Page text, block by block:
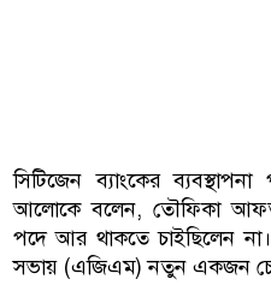
সিটিজেন ব্যাংকের
আলোকে বলেন, তৌফিকা
পদে আর থাকতে চাইছিলেন
সভায় (এজিএম) নতুন একজন